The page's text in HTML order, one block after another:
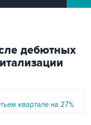
дебютных
квартале на 27%